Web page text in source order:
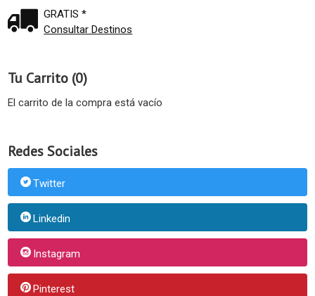
GRATIS *
Consultar Destinos
Tu Carrito (0)
El carrito de la compra está vacío
Redes Sociales
Twitter
Linkedin
Instagram
Pinterest